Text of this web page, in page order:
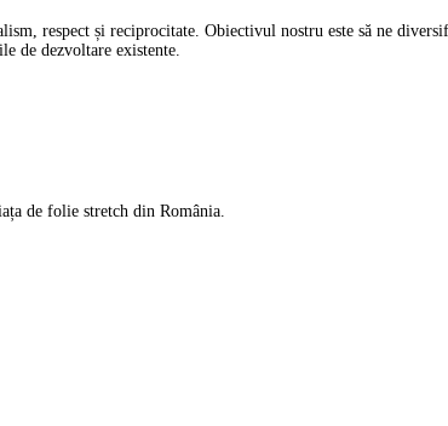
respect și reciprocitate. Obiectivul nostru este să ne
de dezvoltare existente.
de folie stretch din România.